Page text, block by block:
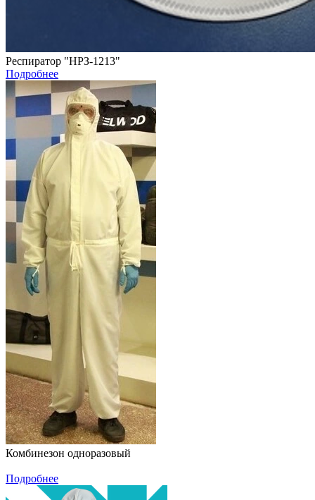
Респиратор "НРЗ-1213"
Подробнее
Комбинезон одноразовый
Подробнее